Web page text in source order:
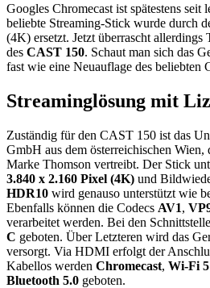
Googles Chromecast ist spätestens seit
beliebte Streaming-Stick wurde durch
(4K) ersetzt. Jetzt überrascht
des CAST 150. Schaut man sich das
fast wie eine Neuauflage des beliebten
Streaminglösung mit
Zuständig für den CAST 150 ist das
GmbH aus dem österreichischen Wien,
Marke Thomson vertreibt. Der Stick
3.840 x 2.160 Pixel (4K) und
HDR10 wird genauso unterstützt wie
Ebenfalls können die Codecs AV1,
verarbeitet werden. Bei den
C geboten. Über Letzteren wird das
versorgt. Via HDMI erfolgt der
Kabellos werden Chromecast, Wi‑Fi
Bluetooth 5.0 geboten.